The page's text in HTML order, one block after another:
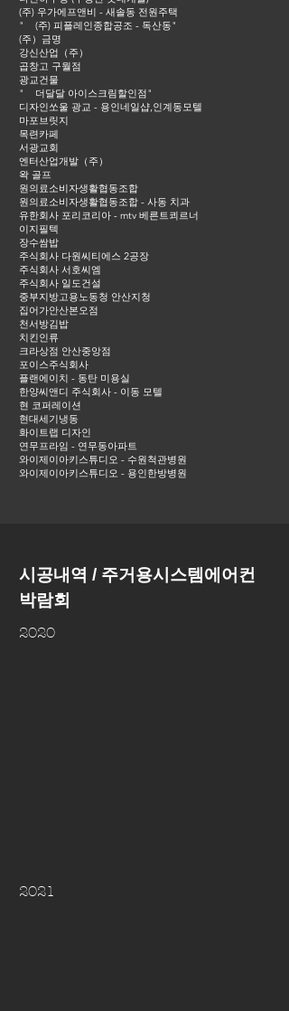
(주) 우가에프앤비 - 새솔동 전원주택
" (주) 피플레인종합공조 - 독산동"
(주）금명
강신산업（주）
곱창고 구월점
광교건물
" 더달달 아이스크림할인점"
디자인쏘울 광교 - 용인네일샵,인계동모텔
마포브릿지
목련카페
서광교회
엔터산업개발（주）
왁 골프
원의료소비자생활협동조합
원의료소비자생활협동조합 - 사동 치과
유한회사 포리코리아 - mtv 베른트쾨르너
이지필텍
장수쌈밥
주식회사 다원씨티에스 2공장
주식회사 서호씨엠
주식회사 일도건설
중부지방고용노동청 안산지청
집어가안산본오점
천서방김밥
치킨인류
크라상점 안산중앙점
포이스주식회사
플랜에이치 - 동탄 미용실
한양씨앤디 주식회사 - 이동 모텔
현 코퍼레이션
현대세기냉동
화이트랩 디자인
연무프라임 - 연무동아파트
와이제이아키스튜디오 - 수원척관병원
와이제이아키스튜디오 - 용인한방병원
시공내역 / 주거용시스템에어컨
박람회
2020
2021